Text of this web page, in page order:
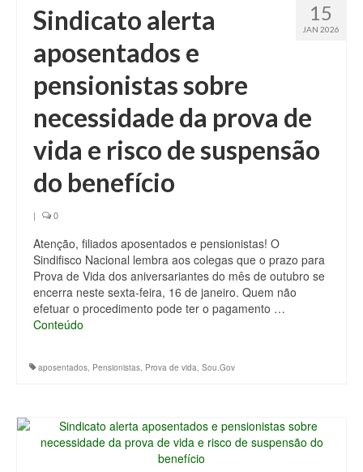
15
JAN 2026
Sindicato alerta
aposentados e
pensionistas sobre
necessidade da prova de
vida e risco de suspensão
do benefício
| 0
Atenção, filiados aposentados e pensionistas! O
Sindifisco Nacional lembra aos colegas que o prazo para
Prova de Vida dos aniversariantes do mês de outubro se
encerra neste sexta-feira, 16 de janeiro. Quem não
efetuar o procedimento pode ter o pagamento …
Conteúdo
aposentados, Pensionistas, Prova de vida, Sou.Gov